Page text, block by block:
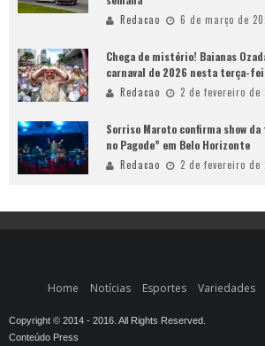
Redacao 6 de março de
Chega de mistério! Baianas
carnaval de 2026 nesta terça-
Redacao 2 de fevereiro de
Sorriso Maroto confirma show
no Pagode” em Belo Horizonte
Redacao 2 de fevereiro de
Home Notícias Esportes Variedades
Copyright © 2014 - 2016. All Rights Reserved.
Conteúdo Press